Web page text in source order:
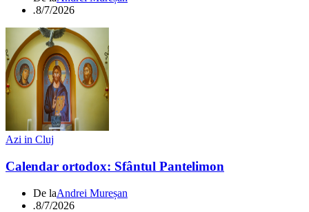
.8/7/2026
Azi in Cluj
Calendar ortodox: Sfântul Pantelimon
De laAndrei Mureșan
.8/7/2026